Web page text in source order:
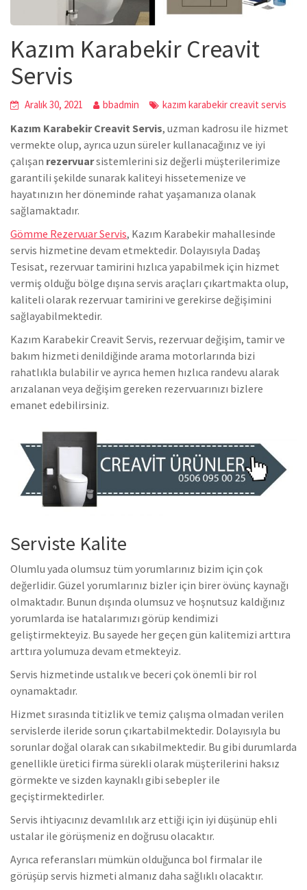
Kazım Karabekir Creavit
Servis
Aralık 30, 2021 bbadmin kazım karabekir creavit servis
Kazım Karabekir Creavit Servis, uzman kadrosu ile hizmet
vermekte olup, ayrıca uzun süreler kullanacağınız ve iyi
çalışan rezervuarsistemlerini siz değerli müşterilerimize
garantili şekilde sunarak kaliteyi hissetemenize ve
hayatınızın her döneminde rahat yaşamanıza olanak
sağlamaktadır.
Gömme Rezervuar Servis, Kazım Karabekir mahallesinde
servis hizmetine devam etmektedir. Dolayısıyla Dadaş
Tesisat, rezervuar tamirini hızlıca yapabilmek için hizmet
vermiş olduğu bölge dışına servis araçları çıkartmakta olup,
kaliteli olarak rezervuar tamirini ve gerekirse değişimini
sağlayabilmektedir.
Kazım Karabekir Creavit Servis, rezervuar değişim, tamir ve
bakım hizmeti denildiğinde arama motorlarında bizi
rahatlıkla bulabilir ve ayrıca hemen hızlıca randevu alarak
arızalanan veya değişim gereken rezervuarınızı bizlere
emanet edebilirsiniz.
Serviste Kalite
Olumlu yada olumsuz tüm yorumlarınız bizim için çok
değerlidir. Güzel yorumlarınız bizler için birer övünç kaynağı
olmaktadır. Bunun dışında olumsuz ve hoşnutsuz kaldığınız
yorumlarda ise hatalarımızı görüp kendimizi
geliştirmekteyiz. Bu sayede her geçen gün kalitemizi arttıra
arttıra yolumuza devam etmekteyiz.
Servis hizmetinde ustalık ve beceri çok önemli bir rol
oynamaktadır.
Hizmet sırasında titizlik ve temiz çalışma olmadan verilen
servislerde ileride sorun çıkartabilmektedir. Dolayısıyla bu
sorunlar doğal olarak can sıkabilmektedir. Bu gibi durumlarda
genellikle üretici firma sürekli olarak müşterilerini haksız
görmekte ve sizden kaynaklı gibi sebepler ile
geçiştirmektedirler.
Servis ihtiyacınız devamlılık arz ettiği için iyi düşünüp ehli
ustalar ile görüşmeniz en doğrusu olacaktır.
Ayrıca referansları mümkün olduğunca bol firmalar ile
görüşüp servis hizmeti almanız daha sağlıklı olacaktır.